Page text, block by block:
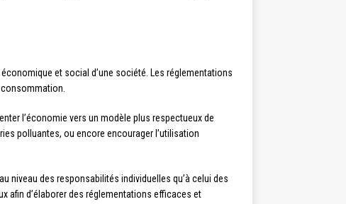
et social d’une société. Les réglementations
l’économie vers un modèle plus respectueux de
polluantes, ou encore encourager l’utilisation
niveau des responsabilités individuelles qu’à celui des
afin d’élaborer des réglementations efficaces et